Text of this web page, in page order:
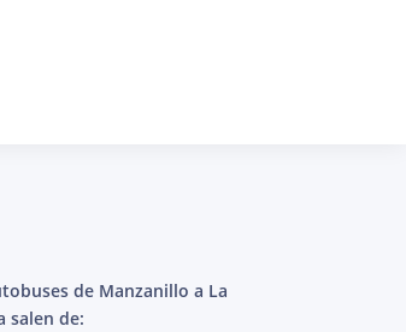
de Manzanillo a La
salen de: